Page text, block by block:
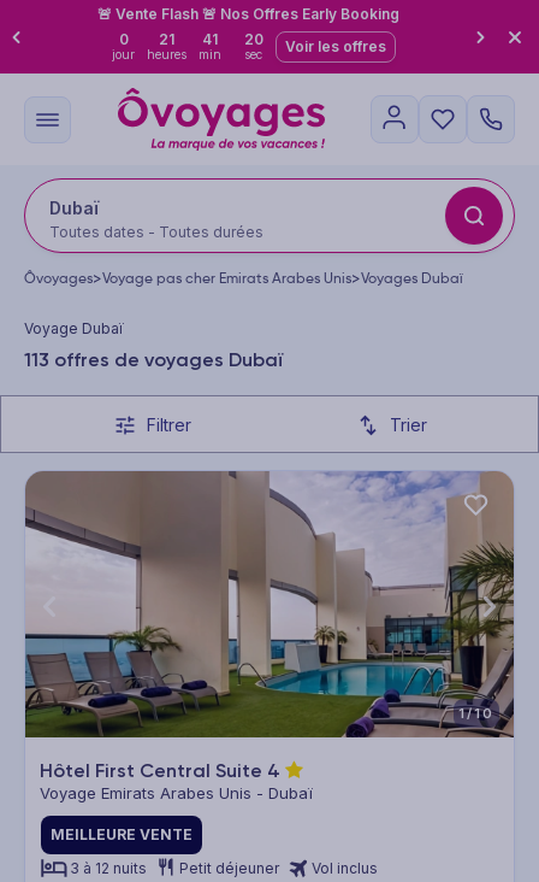
🚨 Vente Flash 🚨 Nos Offres Early Booking
0
jour
21
heures
41
min
18
sec Voir les offres
Dubaï
Toutes dates - Toutes durées
Ôvoyages>Voyage pas cher Emirats Arabes Unis>Voyages Dubaï
Voyage Dubaï
113 offres de voyages Dubaï
Filtrer Trier
1/10
Hôtel First Central Suite 4
Voyage Emirats Arabes Unis - Dubaï
MEILLEURE VENTE
3 à 12 nuits
Petit déjeuner Vol inclus